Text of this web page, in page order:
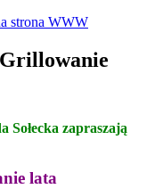
Grillowanie
Sołecka zapraszają
lata